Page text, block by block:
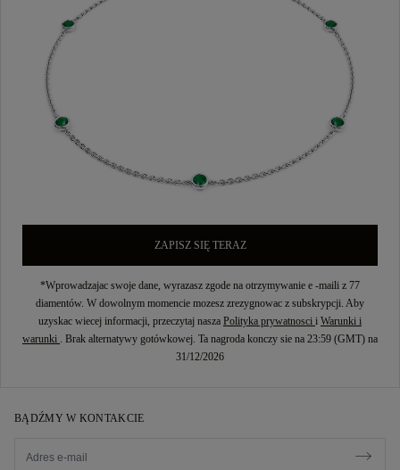
ZAPISZ SIĘ TERAZ
*Wprowadzajac swoje dane, wyrazasz zgode na otrzymywanie e -maili z 77
diamentów. W dowolnym momencie mozesz zrezygnowac z subskrypcji. Aby
uzyskac wiecej informacji, przeczytaj nasza Polityka prywatnosci i Warunki i
warunki . Brak alternatywy gotówkowej. Ta nagroda konczy sie na 23:59 (GMT) na
31/12/2026
BĄDŹMY W KONTAKCIE